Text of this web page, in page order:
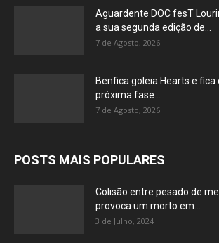
Aguardente DOC fesT
a sua segunda edição de...
7 de Agosto, 2026
Benfica goleia Hearts e fica
próxima fase...
7 de Agosto, 2026
POSTS MAIS POPULARES
Colisão entre pesado de
provoca um morto em...
3 de Julho, 2024